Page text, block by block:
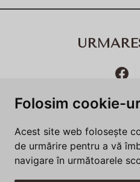
Folosim cookie-
Acest site web folosește
de urmărire pentru a vă
navigare în următoarele
Politica de